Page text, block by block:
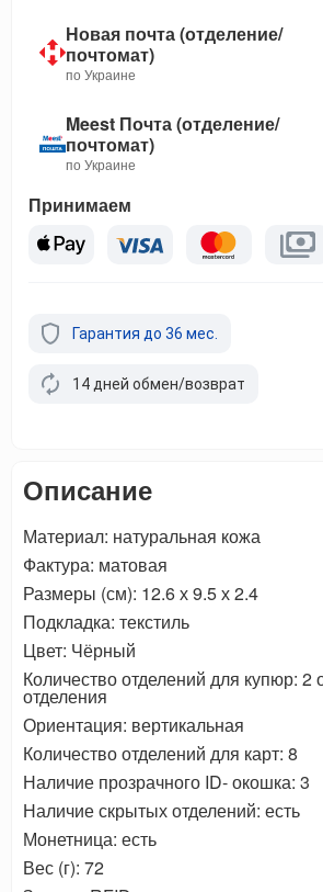
Новая почта (отделение/
почтомат)
по Украине
Meest Почта (отделение/
почтомат)
по Украине
Принимаем
Гарантия до 36 мес.
14 дней обмен/возврат
Описание
Материал: натуральная кожа
Фактура: матовая
Размеры (см): 12.6 х 9.5 х 2.4
Подкладка: текстиль
Цвет: Чёрный
Количество отделений для купюр: 2
отделения
Ориентация: вертикальная
Количество отделений для карт: 8
Наличие прозрачного ID- окошка: 3
Наличие скрытых отделений: есть
Монетница: есть
Вес (г): 72